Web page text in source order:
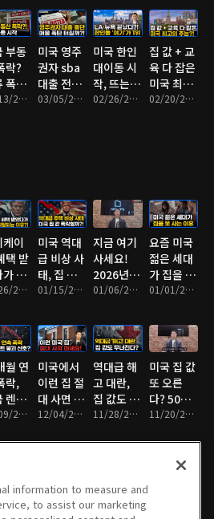
부동
락?
폭풍
03/13/2026 • 9분
미국 영주
권자 sba
대출 전면
제외,
03/05/2026 • 9분
미국 한인
대이동 시
작, 뜨는
지역 TOP
02/26/2026 • 10분
집 값 + 교
육 다 잡은
미국 최고
의 주는?02/20/2026 • 13분
케이
택 받
시
박탈
01/26/2026 • 10분
미국 역대
급 비상 사
태, 집 값
폭락한다?
01/15/2026 • 9분
지금 여기
사세요!
2026년 미
국에서 가
역
01/06/2026 • 9분
요즘 미국
젊은 세대
가 집을 살
수 없는 이
01/01/2026 • 7분
월 연
락,
렌트
신12/09/2025 • 8분
미국에서
이런 집 절
대 사면 안
됩니다 12/04/2025 • 10분
역대급 해
고 대란,
집 값도 무
너질까?11/28/2025 • 10분
미국 집 값
또 오른
다? 50년
모기지 함
11/20/2025 • 10분
점
초대
미국 새 집
이 30만 불
미국 이제
안간다?
information to measure and
to assist our marketing